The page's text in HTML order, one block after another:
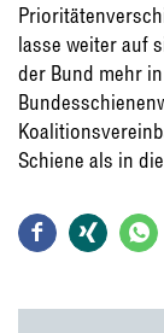
lasse weiter auf
der Bund mehr
Schiene als in